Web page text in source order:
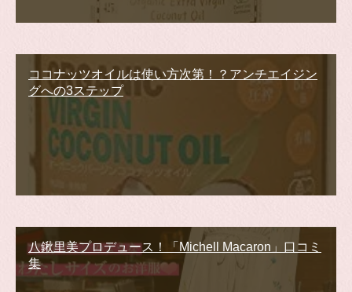
ココナッツオイルは使い方次第！？アンチエイジン
グへの3ステップ
八鍬里美プロデュース！「Michell Macaron」口コミ
集